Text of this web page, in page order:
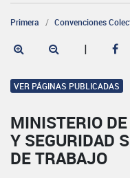
Primera Convenciones
|
VER PÁGINAS PUBLICADAS
MINISTERIO
Y SEGURIDAD
DE TRABAJO